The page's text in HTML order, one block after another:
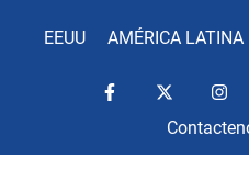
EEUU AMÉRICA LATINA